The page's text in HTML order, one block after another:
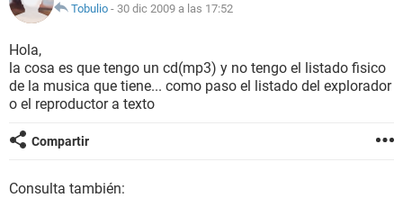
Tobulio - 30 dic 2009 a las 17:52
Hola,
la cosa es que tengo un cd(mp3) y no tengo el listado fisico
de la musica que tiene... como paso el listado del explorador
o el reproductor a texto
Compartir
Consulta también: